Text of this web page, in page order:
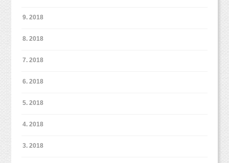
9. 2018
8. 2018
7. 2018
6. 2018
5. 2018
4. 2018
3. 2018